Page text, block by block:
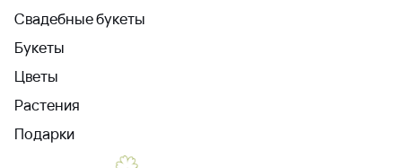
Свадебные букеты
Букеты
Цветы
Растения
Подарки